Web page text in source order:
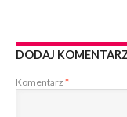
DODAJ
Komentarz *